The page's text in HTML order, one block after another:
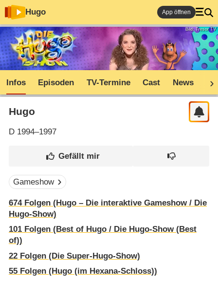
Hugo App öffnen
Bild: Tresor TV
Infos Episoden TV-Termine Cast News
Hugo
D1994–1997
Gameshow
674Folgen (Hugo – Die interaktive Gameshow /​ Die
Hugo-Show)
101Folgen (Best of Hugo /​ Die Hugo-Show (Best
of))
22Folgen (Die Super-Hugo-Show)
55Folgen (Hugo (im Hexana-Schloss))